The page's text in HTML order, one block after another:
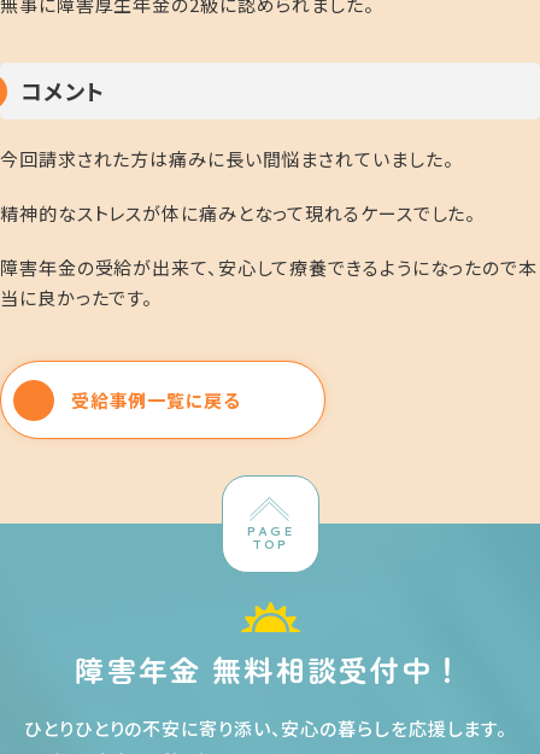
コメント
今回請求された方は痛みに長い間悩まされていました。
精神的なストレスが体に痛みとなって現れるケースでした。
障害年金の受給が出来て、安心して療養できるようになったので本
当に良かったです。
受給事例一覧に戻る
PAGE
TOP
障害年金 無料相談受付中！
ひとりひとりの不安に寄り添い、安心の暮らしを応援します。